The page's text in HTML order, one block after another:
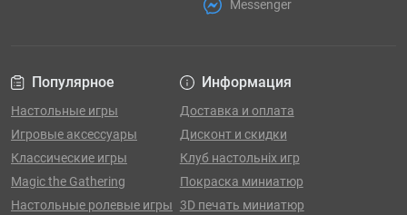
Популярное
Настольные игры
Игровые аксессуары
Классические игры
Magic the Gathering
Настольные ролевые игры
Информация
Доставка и оплата
Дисконт и скидки
Клуб настольніх игр
Покраска миниатюр
3D печать миниатюр
Messenger